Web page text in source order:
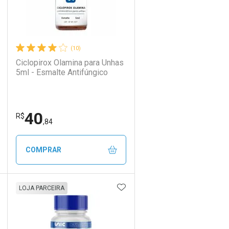
(10)
Ciclopirox Olamina para Unhas
5ml - Esmalte Antifúngico
R$40,84
COMPRAR
FECHAR
Laboratório
FECHAR
Por Menos
AOS FAVORITOS
LOJA PARCEIRA ADICIONAR AOS